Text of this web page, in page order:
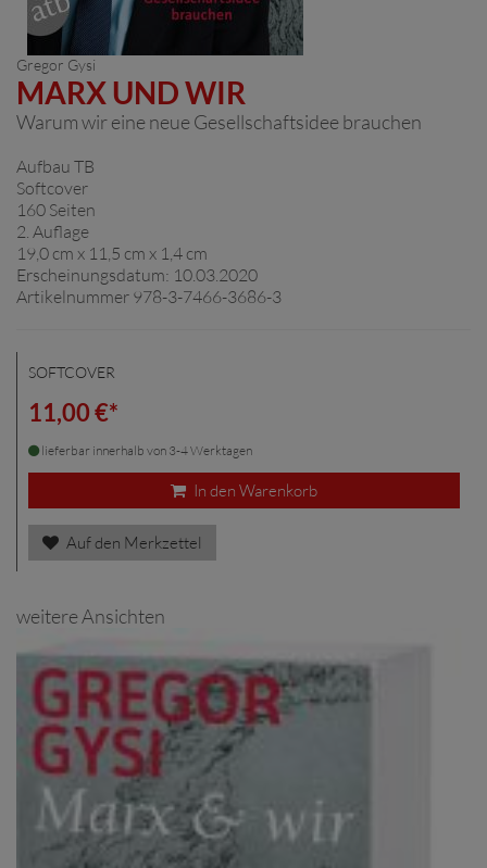
Gregor Gysi
MARX UND WIR
Warum wir eine neue Gesellschaftsidee brauchen
Aufbau TB
Softcover
160 Seiten
2. Auflage
19,0 cm x 11,5 cm x 1,4 cm
Erscheinungsdatum: 10.03.2020
Artikelnummer 978-3-7466-3686-3
SOFTCOVER
11,00 €*
lieferbar innerhalb von 3-4 Werktagen
In den Warenkorb
Auf den Merkzettel
weitere Ansichten